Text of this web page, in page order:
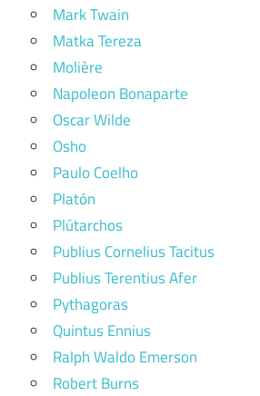
Mark Twain
Matka Tereza
Molière
Napoleon Bonaparte
Oscar Wilde
Osho
Paulo Coelho
Platón
Plútarchos
Publius Cornelius Tacitus
Publius Terentius Afer
Pythagoras
Quintus Ennius
Ralph Waldo Emerson
Robert Burns